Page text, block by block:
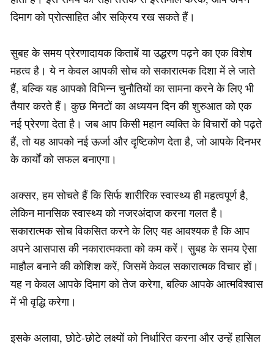
दिमाग को प्रोत्साहित और सक्रिय रख सकते हैं।
सुबह के समय प्रेरणादायक किताबें या उद्धरण पढ़ने का एक विशेष
महत्व है। ये न केवल आपकी सोच को सकारात्मक दिशा में ले जाते
हैं, बल्कि यह आपको विभिन्न चुनौतियों का सामना करने के लिए भी
तैयार करते हैं। कुछ मिनटों का अध्ययन दिन की शुरुआत को एक
नई प्रेरणा देता है। जब आप किसी महान व्यक्ति के विचारों को पढ़ते
हैं, तो यह आपको नई ऊर्जा और दृष्टिकोण देता है, जो आपके दिनभर
के कार्यों को सफल बनाएगा।
अक्सर, हम सोचते हैं कि सिर्फ शारीरिक स्वास्थ्य ही महत्वपूर्ण है,
लेकिन मानसिक स्वास्थ्य को नजरअंदाज करना गलत है।
सकारात्मक सोच विकसित करने के लिए यह आवश्यक है कि आप
अपने आसपास की नकारात्मकता को कम करें। सुबह के समय ऐसा
माहौल बनाने की कोशिश करें, जिसमें केवल सकारात्मक विचार हों।
यह न केवल आपके दिमाग को तेज करेगा, बल्कि आपके आत्मविश्वास
में भी वृद्धि करेगा।
इसके अलावा, छोटे-छोटे लक्ष्यों को निर्धारित करना और उन्हें हासिल